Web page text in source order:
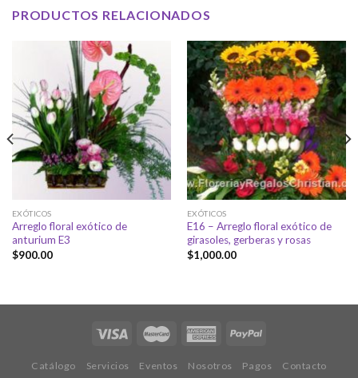
PRODUCTOS RELACIONADOS
EXÓTICOS
Arreglo floral exótico de
anturium E3
$900.00
EXÓTICOS
E16 – Arreglo floral exótico de
girasoles, gerberas y rosas
$1,000.00
Catálogo Servicios Eventos Nosotros Pagos Contacto